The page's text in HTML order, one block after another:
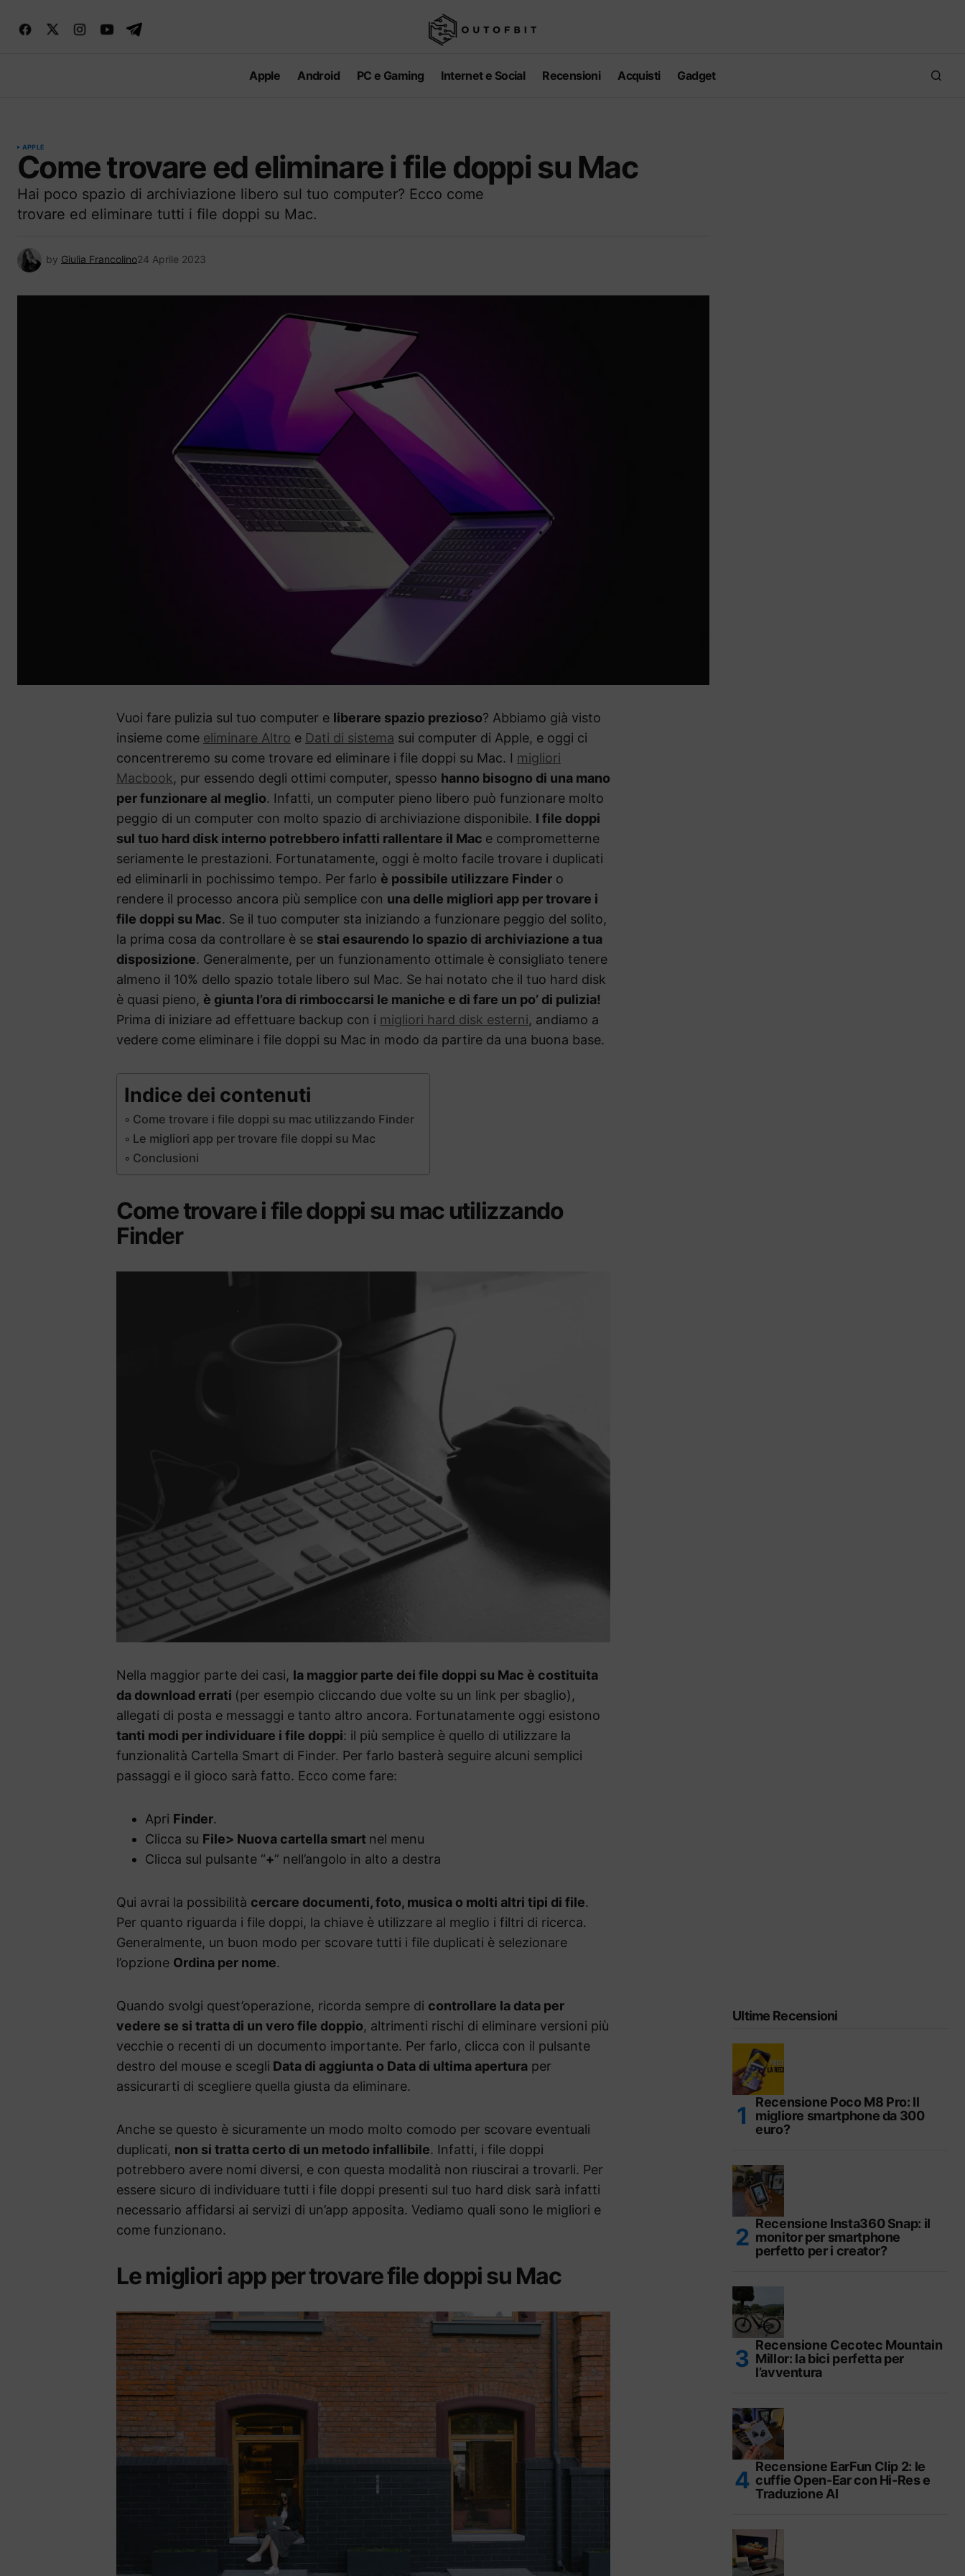
Apple Android PC e Gaming Internet e Social Recensioni Acquisti Gadget
APPLE
Come trovare ed eliminare i file doppi su Mac
Hai poco spazio di archiviazione libero sul tuo computer? Ecco come
trovare ed eliminare tutti i file doppi su Mac.
by Giulia Francolino24 Aprile 2023
Vuoi fare pulizia sul tuo computer e liberare spazio prezioso? Abbiamo già visto
insieme come eliminare Altro e Dati di sistema sui computer di Apple, e oggi ci
concentreremo su come trovare ed eliminare i file doppi su Mac. I migliori
Macbook, pur essendo degli ottimi computer, spesso hanno bisogno di una mano
per funzionare al meglio. Infatti, un computer pieno libero può funzionare molto
peggio di un computer con molto spazio di archiviazione disponibile. I file doppi
sul tuo hard disk interno potrebbero infatti rallentare il Mac e comprometterne
seriamente le prestazioni. Fortunatamente, oggi è molto facile trovare i duplicati
ed eliminarli in pochissimo tempo. Per farlo è possibile utilizzare Finder o
rendere il processo ancora più semplice con una delle migliori app per trovare i
file doppi su Mac. Se il tuo computer sta iniziando a funzionare peggio del solito,
la prima cosa da controllare è se stai esaurendo lo spazio di archiviazione a tua
disposizione. Generalmente, per un funzionamento ottimale è consigliato tenere
almeno il 10% dello spazio totale libero sul Mac. Se hai notato che il tuo hard disk
è quasi pieno, è giunta l’ora di rimboccarsi le maniche e di fare un po’ di pulizia!
Prima di iniziare ad effettuare backup con i migliori hard disk esterni, andiamo a
vedere come eliminare i file doppi su Mac in modo da partire da una buona base.
Indice dei contenuti
Come trovare i file doppi su mac utilizzando Finder
Le migliori app per trovare file doppi su Mac
Conclusioni
Come trovare i file doppi su mac utilizzando
Finder
Nella maggior parte dei casi, la maggior parte dei file doppi su Mac è costituita
da download errati (per esempio cliccando due volte su un link per sbaglio),
allegati di posta e messaggi e tanto altro ancora. Fortunatamente oggi esistono
tanti modi per individuare i file doppi: il più semplice è quello di utilizzare la
funzionalità Cartella Smart di Finder. Per farlo basterà seguire alcuni semplici
passaggi e il gioco sarà fatto. Ecco come fare:
Apri Finder.
Clicca su File> Nuova cartella smart nel menu
Clicca sul pulsante “+” nell’angolo in alto a destra
Qui avrai la possibilità cercare documenti, foto, musica o molti altri tipi di file.
Per quanto riguarda i file doppi, la chiave è utilizzare al meglio i filtri di ricerca.
Generalmente, un buon modo per scovare tutti i file duplicati è selezionare
l’opzione Ordina per nome.
Quando svolgi quest’operazione, ricorda sempre di controllare la data per
vedere se si tratta di un vero file doppio, altrimenti rischi di eliminare versioni più
vecchie o recenti di un documento importante. Per farlo, clicca con il pulsante
destro del mouse e scegli Data di aggiunta o Data di ultima apertura per
assicurarti di scegliere quella giusta da eliminare.
Anche se questo è sicuramente un modo molto comodo per scovare eventuali
duplicati, non si tratta certo di un metodo infallibile. Infatti, i file doppi
potrebbero avere nomi diversi, e con questa modalità non riuscirai a trovarli. Per
essere sicuro di individuare tutti i file doppi presenti sul tuo hard disk sarà infatti
necessario affidarsi ai servizi di un’app apposita. Vediamo quali sono le migliori e
come funzionano.
Le migliori app per trovare file doppi su Mac
Ultime Recensioni
Recensione Poco M8 Pro: Il
migliore smartphone da 300
euro?
Recensione Insta360 Snap: il
monitor per smartphone
perfetto per i creator?
Recensione Cecotec Mountain
Millor: la bici perfetta per
l’avventura
Recensione EarFun Clip 2: le
cuffie Open-Ear con Hi-Res e
Traduzione AI